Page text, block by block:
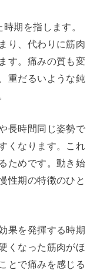
期を指します。
り、代わりに筋肉
す。痛みの質も変
重だるいような鈍
長時間同じ姿勢で
くなります。これ
ためです。動き始
性期の特徴のひと
果を発揮する時期
くなった筋肉がほ
とで痛みを感じる